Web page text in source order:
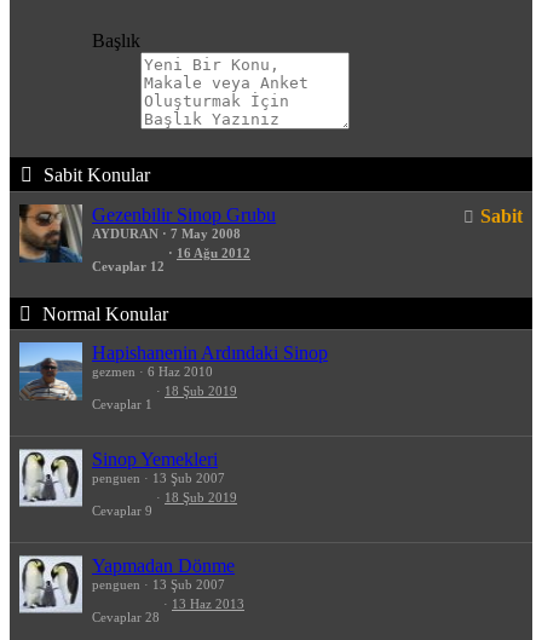
Başlık
Sabit Konular
Sabit
Gezenbilir Sinop Grubu
AYDURAN 7 May 2008
Cevaplar 12
16 Ağu 2012
Normal Konular
Hapishanenin Ardındaki Sinop
gezmen 6 Haz 2010
Cevaplar 1
18 Şub 2019
Sinop Yemekleri
penguen 13 Şub 2007
Cevaplar 9
18 Şub 2019
Yapmadan Dönme
penguen 13 Şub 2007
Cevaplar 28
13 Haz 2013